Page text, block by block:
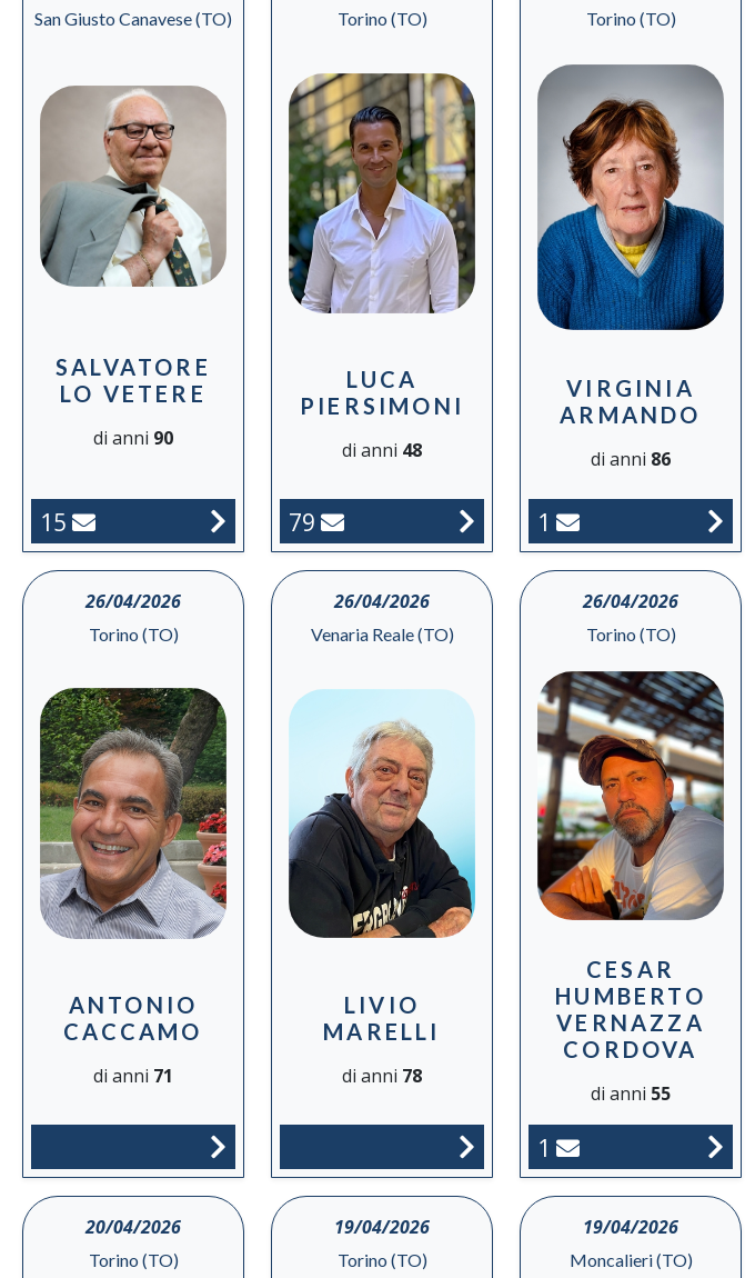
San Giusto Canavese (TO)
SALVATORE
LO VETERE
di anni 90
15
Torino (TO)
LUCA
PIERSIMONI
di anni 48
79
Torino (TO)
VIRGINIA
ARMANDO
di anni 86
1
26/04/2026
Torino (TO)
ANTONIO
CACCAMO
di anni 71
26/04/2026
Venaria Reale (TO)
LIVIO
MARELLI
di anni 78
26/04/2026
Torino (TO)
CESAR
HUMBERTO
VERNAZZA
CORDOVA
di anni 55
1
20/04/2026
Torino (TO)
19/04/2026
Torino (TO)
19/04/2026
Moncalieri (TO)